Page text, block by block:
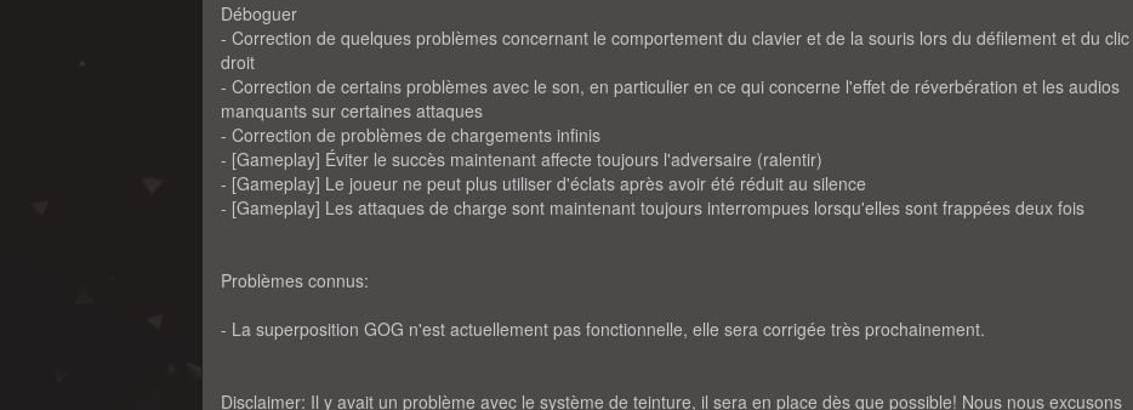
Déboguer
- Correction de quelques problèmes concernant le comportement du clavier et de la souris lors du défilement et du clic
droit
- Correction de certains problèmes avec le son, en particulier en ce qui concerne l'effet de réverbération et les audios
manquants sur certaines attaques
- Correction de problèmes de chargements infinis
- [Gameplay] Éviter le succès maintenant affecte toujours l'adversaire (ralentir)
- [Gameplay] Le joueur ne peut plus utiliser d'éclats après avoir été réduit au silence
- [Gameplay] Les attaques de charge sont maintenant toujours interrompues lorsqu'elles sont frappées deux fois
Problèmes connus:
- La superposition GOG n'est actuellement pas fonctionnelle, elle sera corrigée très prochainement.
Disclaimer: Il y avait un problème avec le système de teinture, il sera en place dès que possible! Nous nous excusons